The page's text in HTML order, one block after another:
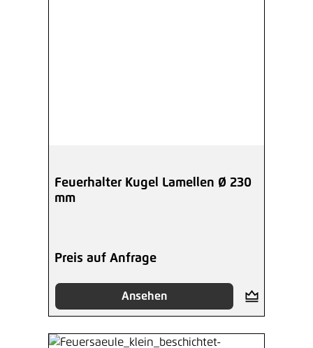
Feuerhalter Kugel Lamellen Ø 230
mm
Preis auf Anfrage
Ansehen